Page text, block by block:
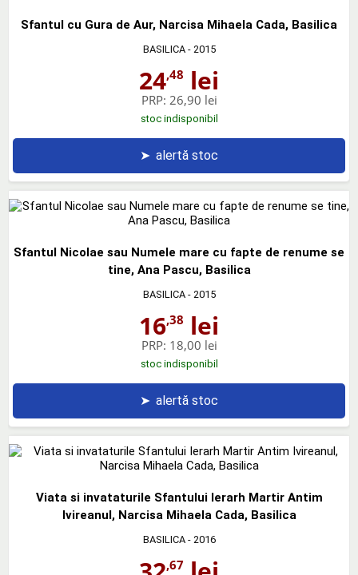
Sfantul cu Gura de Aur, Narcisa Mihaela Cada, Basilica
BASILICA- 2015
24,48 lei
PRP: 26,90 lei
stoc indisponibil
➤ alertă stoc
Sfantul Nicolae sau Numele mare cu fapte de renume se
tine, Ana Pascu, Basilica
BASILICA- 2015
16,38 lei
PRP: 18,00 lei
stoc indisponibil
➤ alertă stoc
Viata si invataturile Sfantului Ierarh Martir Antim
Ivireanul, Narcisa Mihaela Cada, Basilica
BASILICA- 2016
,67